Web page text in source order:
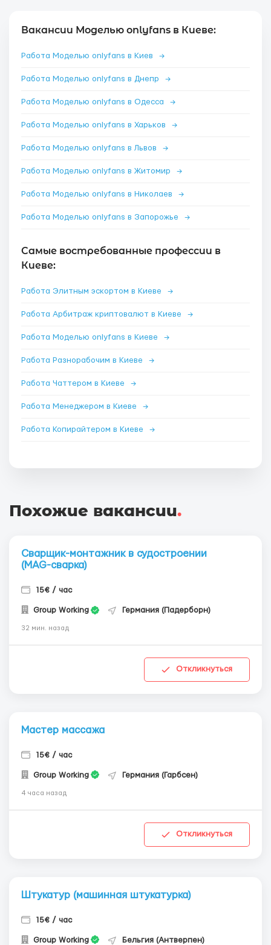
Вакансии Моделью onlyfans в Киеве:
Работа Моделью onlyfans в Киев →
Работа Моделью onlyfans в Днепр →
Работа Моделью onlyfans в Одесса →
Работа Моделью onlyfans в Харьков →
Работа Моделью onlyfans в Львов →
Работа Моделью onlyfans в Житомир →
Работа Моделью onlyfans в Николаев →
Работа Моделью onlyfans в Запорожье →
Самые востребованные профессии в
Киеве:
Работа Элитным эскортом в Киеве →
Работа Арбитраж криптовалют в Киеве →
Работа Моделью onlyfans в Киеве →
Работа Разнорабочим в Киеве →
Работа Чаттером в Киеве →
Работа Менеджером в Киеве →
Работа Копирайтером в Киеве →
Похожие вакансии.
Сварщик-монтажник в судостроении
(MAG-сварка)
15€ / час
Group Working Германия (Падерборн)
32 мин. назад
Откликнуться
Мастер массажа
15€ / час
Group Working Германия (Гарбсен)
4 часа назад
Откликнуться
Штукатур (машинная штукатурка)
15€ / час
Group Working Бельгия (Антверпен)